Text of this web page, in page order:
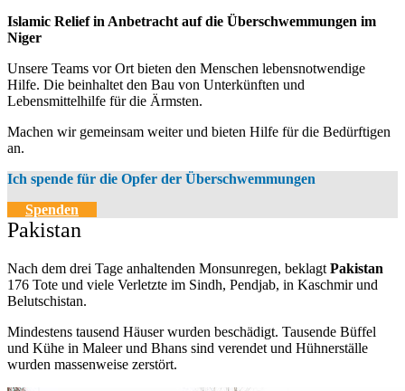
Islamic Relief in Anbetracht auf die Überschwemmungen im
Niger
Unsere Teams vor Ort bieten den Menschen lebensnotwendige
Hilfe. Die beinhaltet den Bau von Unterkünften und
Lebensmittelhilfe für die Ärmsten.
Machen wir gemeinsam weiter und bieten Hilfe für die Bedürftigen
an.
Ich spende für die Opfer der Überschwemmungen
Spenden
Pakistan
Nach dem drei Tage anhaltenden Monsunregen, beklagt Pakistan
176 Tote und viele Verletzte im Sindh, Pendjab, in Kaschmir und
Belutschistan.
Mindestens tausend Häuser wurden beschädigt. Tausende Büffel
und Kühe in Maleer und Bhans sind verendet und Hühnerställe
wurden massenweise zerstört.